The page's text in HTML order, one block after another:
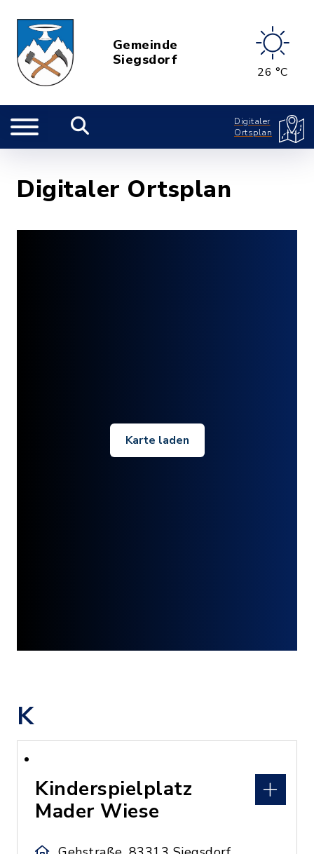
Gemeinde
Siegsdorf
26 °C
Digitaler
Ortsplan
Digitaler Ortsplan
Karte laden
K
Kinderspielplatz
Mader Wiese